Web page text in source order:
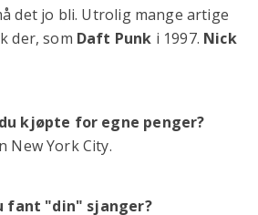
det jo bli. Utrolig mange artige
der, som Daft Punk i 1997. Nick
kjøpte for egne penger?
New York City.
fant "din" sjanger?